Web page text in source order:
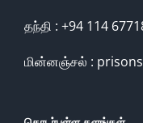
தந்தி : +94 114
மின்னஞ்சல் :